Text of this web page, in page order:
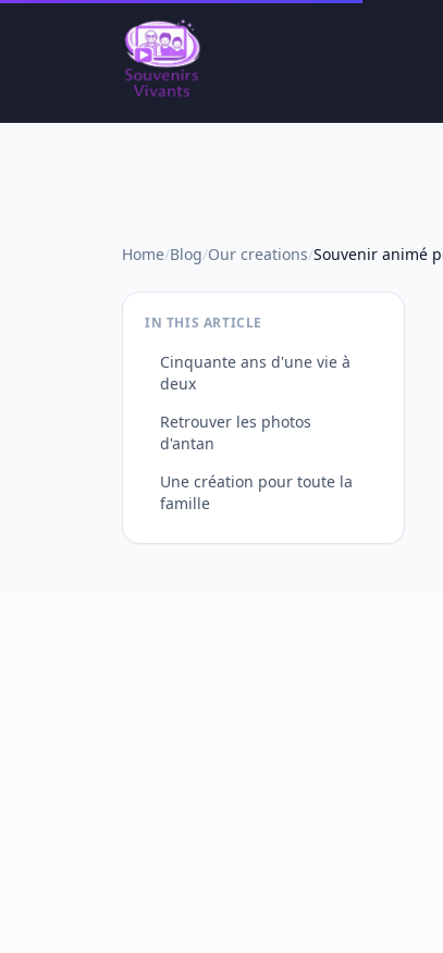
Home/Blog/Our creations/
IN THIS ARTICLE
Cinquante ans d'une vie à
deux
Retrouver les photos
d'antan
Une création pour toute la
famille